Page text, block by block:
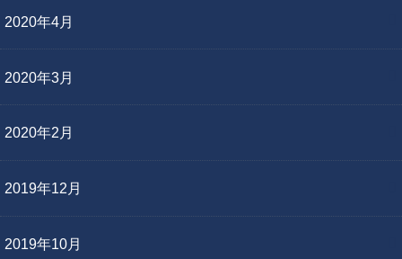
2020年4月
2020年3月
2020年2月
2019年12月
2019年10月